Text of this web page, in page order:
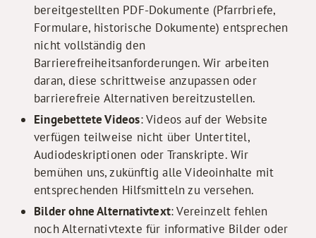
bereitgestellten PDF-Dokumente (Pfarrbriefe,
Formulare, historische Dokumente) entsprechen
nicht vollständig den
Barrierefreiheitsanforderungen. Wir arbeiten
daran, diese schrittweise anzupassen oder
barrierefreie Alternativen bereitzustellen.
Eingebettete Videos: Videos auf der Website
verfügen teilweise nicht über Untertitel,
Audiodeskriptionen oder Transkripte. Wir
bemühen uns, zukünftig alle Videoinhalte mit
entsprechenden Hilfsmitteln zu versehen.
Bilder ohne Alternativtext: Vereinzelt fehlen
noch Alternativtexte für informative Bilder oder